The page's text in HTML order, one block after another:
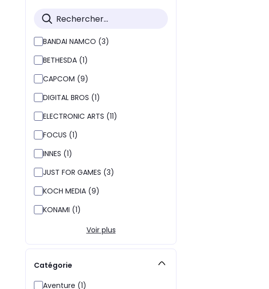
BANDAI NAMCO (3)
BETHESDA (1)
CAPCOM (9)
DIGITAL BROS (1)
ELECTRONIC ARTS (11)
FOCUS (1)
INNES (1)
JUST FOR GAMES (3)
KOCH MEDIA (9)
KONAMI (1)
Voir plus
Catégorie
Aventure (1)